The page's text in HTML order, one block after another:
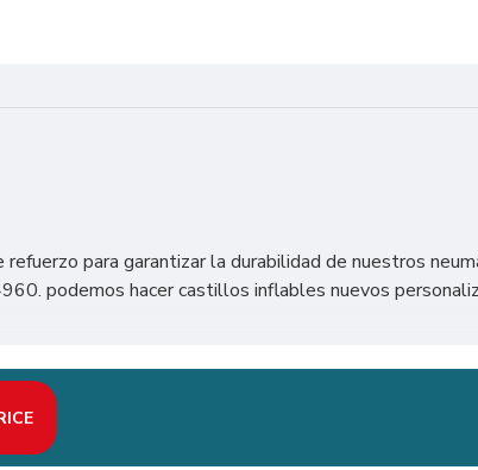
para garantizar la durabilidad de nuestros
podemos hacer castillos inflables nuevos
en España, como Madrid, Barcelona,
de alquiler Castillo Hinchable.